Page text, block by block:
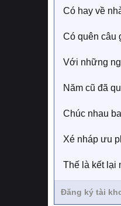
Có hay về
Có quên câu
Với những
Năm cũ đã
Chúc nhau
Xé nháp ưu
Thế là kết lại
Đăng ký tài